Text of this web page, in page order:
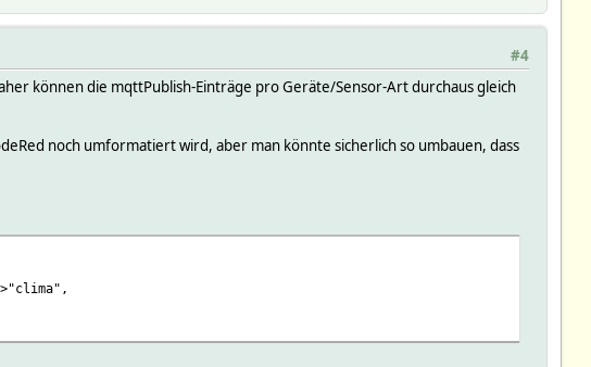
#4
können die mqttPublish-Einträge pro Geräte/Sensor-Art durchaus gleich
noch umformatiert wird, aber man könnte sicherlich so umbauen, dass